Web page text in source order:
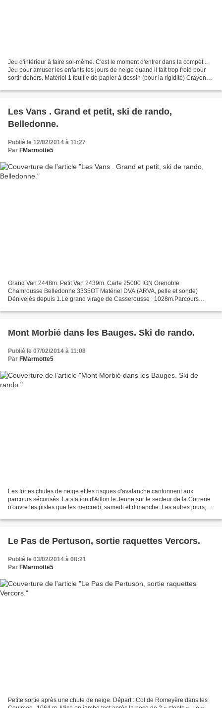
Jeu d'intérieur à faire soi-même. C'est le moment d'entrer dans la compèt...
Jeu pour amuser les enfants les jours de neige quand il fait trop froid pour
sortir dehors. Matériel 1 feuille de papier à dessin (pour la rigidité) Crayons
Les Vans . Grand et petit, ski de rando,
Belledonne.
Publié le 12/02/2014 à 11:27
Par FMarmotte5
Grand Van 2448m. Petit Van 2439m. Carte 25000 IGN Grenoble
Chamrousse Belledonne 3335OT Matériel DVA (ARVA, pelle et sonde)
Dénivelés depuis 1.Le grand virage de Casserousse : 1028m.Parcours
Mont Morbié dans les Bauges. Ski de rando.
Publié le 07/02/2014 à 11:08
Par FMarmotte5
Les fortes chutes de neige et les risques d'avalanche cantonnent aux
parcours sécurisés. La station d'Aillon le Jeune sur le secteur de la Correrie
n'ouvre les pistes que les mercredi, samedi et dimanche. Les autres jours,
Le Pas de Pertuson, sortie raquettes Vercors.
Publié le 03/02/2014 à 08:21
Par FMarmotte5
Petite sortie après une chute de neige. Départ : Col de Romeyère dans les